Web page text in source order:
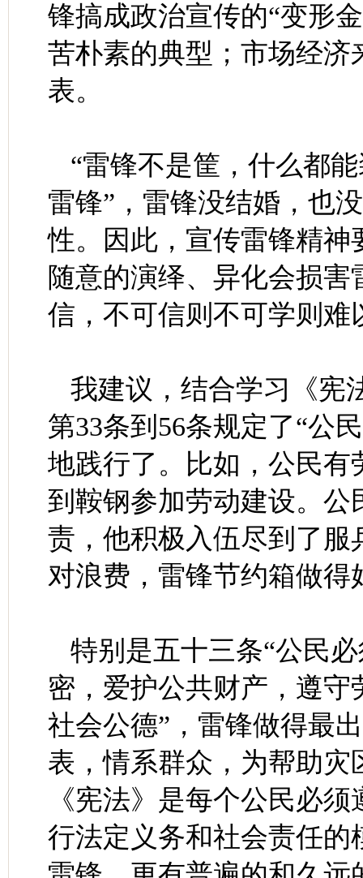
锋搞成政治宣传的“变形
苦朴素的典型；市场经
表。
“雷锋不是筐，什么都
雷锋”，雷锋没结婚，也
性。因此，宣传雷锋精
随意的演绎、异化会损
信，不可信则不可学则难
我建议，结合学习《宪
第33条到56条规定了“公
地践行了。比如，公民
到鞍钢参加劳动建设。
责，他积极入伍尽到了
对浪费，雷锋节约箱做得
特别是五十三条“公民
密，爱护公共财产，遵
社会公德”，雷锋做得最
表，情系群众，为帮助灾
《宪法》是每个公民必
行法定义务和社会责任